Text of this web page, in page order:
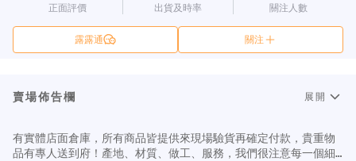
正面評價 出貨及時率 關注人數
露露通 關注
賣場佈告欄 展開
有實體店面倉庫，所有商品皆提供來現場驗貨再確定付款，貴重物
品有專人送到府！產地、材質、做工、服務，我們很注意每一個細